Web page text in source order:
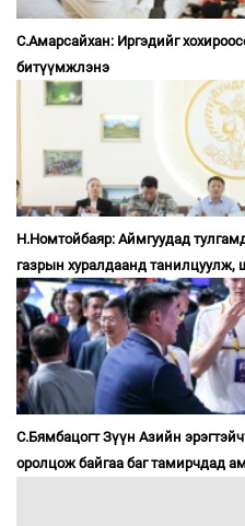
С.Амарсайхан: Иргэдийг
битүүмжлэнэ
Н.Номтойбаяр: Аймгуудад
газрын хуралдаанд танилцуулж,
С.Бямбацогт Зүүн Азийн
оролцож байгаа баг тамирчдад